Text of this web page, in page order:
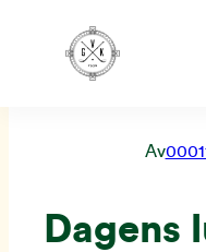
till
Av
Dagens